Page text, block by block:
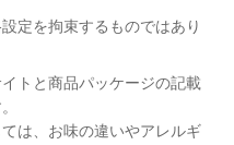
定を拘束するものではあり
トと商品パッケージの記載
は、お味の違いやアレルギ